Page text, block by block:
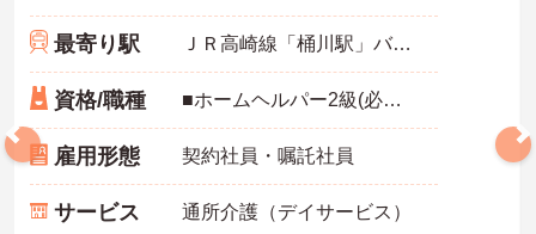
最寄り駅 ＪＲ高崎線「桶川駅」バス・車5分
資格/職種 ■ホームヘルパー2級(必須) ■介護職員初任者研修修了者(必須)
雇用形態 契約社員・嘱託社員
サービス 通所介護（デイサービス）